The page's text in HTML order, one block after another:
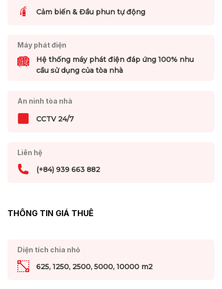
Cảm biến & Đầu phun tự động
Máy phát điện
Hệ thống máy phát điện đáp ứng 100% nhu
cầu sử dụng của tòa nhà
An ninh tòa nhà
CCTV 24/7
Liên hệ
(+84) 939 663 882
THÔNG TIN GIÁ THUÊ
Diện tích chia nhỏ
625, 1250, 2500, 5000, 10000 m2